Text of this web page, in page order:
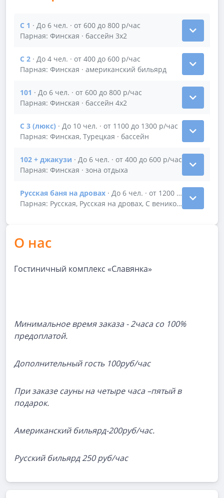
C 1 · До 6 чел. · от 600 до 800 р/час
Парная: Финская · бассейн 3х2
Показать подробности зала C 1
С 2 · До 4 чел. · от 400 до 600 р/час
Парная: Финская · американский бильярд
Показать подробности зала С 2
101 · До 6 чел. · от 600 до 800 р/час
Парная: Финская · бассейн 4х2
Показать подробности зала 101
C 3 (люкс) · До 10 чел. · от 1100 до 1300 р/час
Парная: Финская, Турецкая · бассейн
Показать подробности зала C 3 (люкс)
102 + джакузи · До 6 чел. · от 400 до 600 р/час
Парная: Финская · зона отдыха
Показать подробности зала 102 + джакузи
Русская баня на дровах · До 6 чел. · от 1200 до 1300 р/час
Парная: Русская, Русская на дровах, С веником · русский
Показать подробности зала Русская баня на дровах
О нас
Гостиничный комплекс «Славянка»
Минимальное время заказа - 2часа со 100%
предоплатой.
Дополнительный гость 100руб/час
При заказе сауны на четыре часа –пятый в
подарок.
Американский бильярд-200руб/час.
Русский бильярд 250 руб/час